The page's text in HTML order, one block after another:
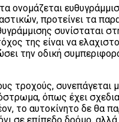
προτείνει τα
συνίσταται
της είναι να
την οδική
τροχούς, συνεπάγεται
όπως έχει
το αυτοκίνητο δε θα